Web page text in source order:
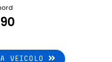
VEICOLO